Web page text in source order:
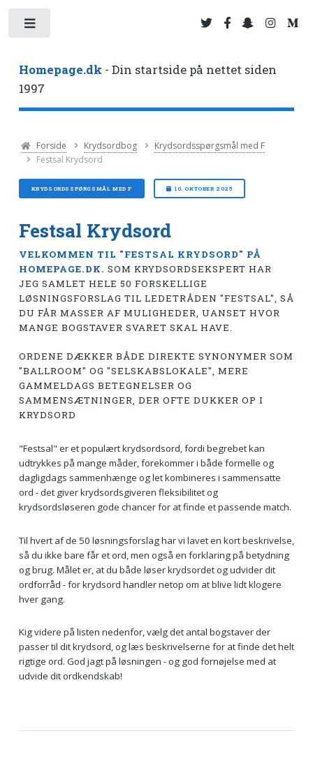
Homepage.dk - Din startside på nettet siden
1997
Forside Krydsordbog
Krydsordsspørgsmål med F
Festsal Krydsord
KRYDSORDSSPØRGSMÅL MED F 10. OKTOBER 2025
Festsal Krydsord
VELKOMMEN TIL "FESTSAL KRYDSORD" PÅ
HOMEPAGE.DK. SOM KRYDSORDSEKSPERT HAR
JEG SAMLET HELE 50 FORSKELLIGE
LØSNINGSFORSLAG TIL LEDETRÅDEN "FESTSAL", SÅ
DU FÅR MASSER AF MULIGHEDER, UANSET HVOR
MANGE BOGSTAVER SVARET SKAL HAVE.
ORDENE DÆKKER BÅDE DIREKTE SYNONYMER SOM
"BALLROOM" OG "SELSKABSLOKALE", MERE
GAMMELDAGS BETEGNELSER OG
SAMMENSÆTNINGER, DER OFTE DUKKER OP I
KRYDSORD
"Festsal" er et populært krydsordsord, fordi begrebet kan
udtrykkes på mange måder, forekommer i både formelle og
dagligdags sammenhænge og let kombineres i sammensatte
ord - det giver krydsordsgiveren fleksibilitet og
krydsordsløseren gode chancer for at finde et passende match.
Til hvert af de 50 løsningsforslag har vi lavet en kort beskrivelse,
så du ikke bare får et ord, men også en forklaring på betydning
og brug. Målet er, at du både løser krydsordet og udvider dit
ordforråd - for krydsord handler netop om at blive lidt klogere
hver gang.
Kig videre på listen nedenfor, vælg det antal bogstaver der
passer til dit krydsord, og læs beskrivelserne for at finde det helt
rigtige ord. God jagt på løsningen - og god fornøjelse med at
udvide dit ordkendskab!